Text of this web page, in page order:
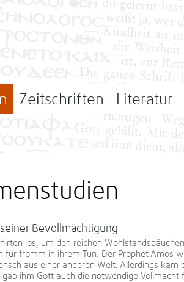
Zeitschriften Literatur
Bevollmächtigung
los, um den reichen
für fromm in ihrem Tun. Der Prophet Amos
aus einer anderen Welt. Allerdings kam
ihm Gott auch die notwendige Vollmacht